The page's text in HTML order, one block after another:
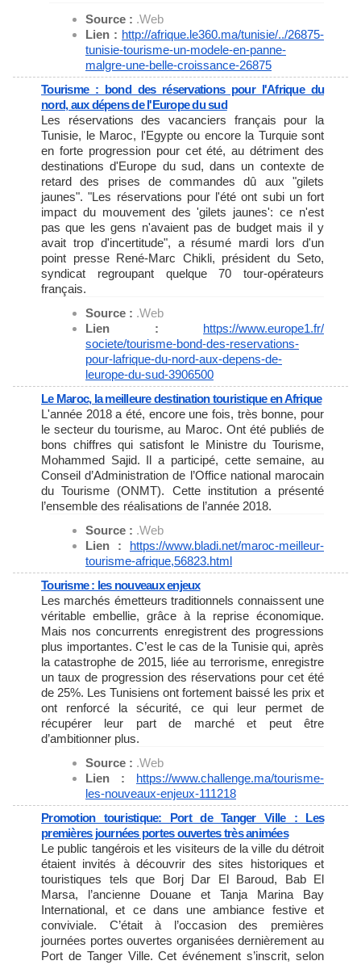
Source : .Web
Lien : http://afrique.le360.ma/tunisie/../26875-
tunisie-tourisme-un-modele-en-panne-
malgre-une-belle-croissance-26875
Tourisme : bond des réservations pour l'Afrique du
nord, aux dépens de l'Europe du sud
Les réservations des vacanciers français pour la
Tunisie, le Maroc, l'Egypte ou encore la Turquie sont
en forte progression pour cet été, au détriment des
destinations d'Europe du sud, dans un contexte de
retard des prises de commandes dû aux "gilets
jaunes". "Les réservations pour l'été ont subi un fort
impact du mouvement des 'gilets jaunes': ce n'est
pas que les gens n'avaient pas de budget mais il y
avait trop d'incertitude", a résumé mardi lors d'un
point presse René-Marc Chikli, président du Seto,
syndicat regroupant quelque 70 tour-opérateurs
français.
Source : .Web
Lien : https://www.europe1.fr/
societe/tourisme-bond-des-reservations-
pour-lafrique-du-nord-aux-depens-de-
leurope-du-sud-3906500
Le Maroc, la meilleure destination touristique en Afrique
L'année 2018 a été, encore une fois, très bonne, pour
le secteur du tourisme, au Maroc. Ont été publiés de
bons chiffres qui satisfont le Ministre du Tourisme,
Mohammed Sajid. Il a participé, cette semaine, au
Conseil d’Administration de l’Office national marocain
du Tourisme (ONMT). Cette institution a présenté
l’ensemble des réalisations de l’année 2018.
Source : .Web
Lien : https://www.bladi.net/maroc-meilleur-
tourisme-afrique,56823.html
Tourisme : les nouveaux enjeux
Les marchés émetteurs traditionnels connaissent une
véritable embellie, grâce à la reprise économique.
Mais nos concurrents enregistrent des progressions
plus importantes. C’est le cas de la Tunisie qui, après
la catastrophe de 2015, liée au terrorisme, enregistre
un taux de progression des réservations pour cet été
de 25%. Les Tunisiens ont fortement baissé les prix et
ont renforcé la sécurité, ce qui leur permet de
récupérer leur part de marché et peut être
d’ambitionner plus.
Source : .Web
Lien : https://www.challenge.ma/tourisme-
les-nouveaux-enjeux-111218
Promotion touristique: Port de Tanger Ville : Les
premières journées portes ouvertes très animées
Le public tangérois et les visiteurs de la ville du détroit
étaient invités à découvrir des sites historiques et
touristiques tels que Borj Dar El Baroud, Bab El
Marsa, l’ancienne Douane et Tanja Marina Bay
International, et ce dans une ambiance festive et
conviviale. C’était à l’occasion des premières
journées portes ouvertes organisées dernièrement au
Port de Tanger Ville. Cet événement s’inscrit, selon